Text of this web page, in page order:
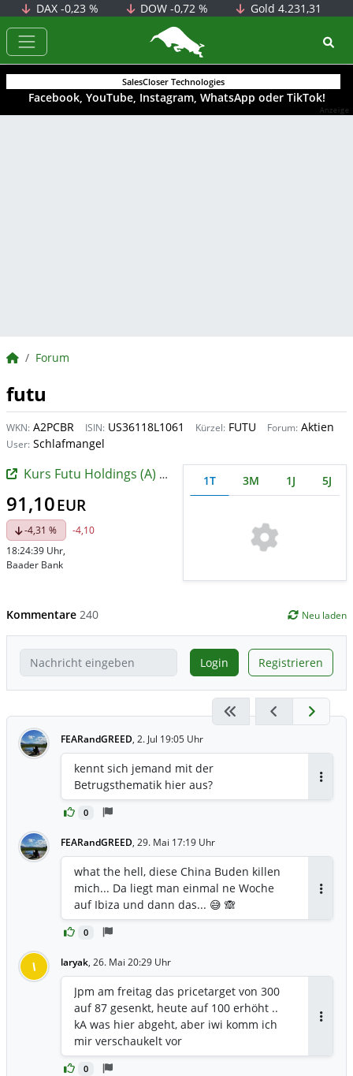
DAX -0,23 % DOW-0,72 % Gold 4.231,31
BörsenNEWS.de
SalesCloser Technologies
Facebook, YouTube, Instagram, WhatsApp oder TikTok!
Anzeige
BörsenNEWS.de
Forum
futu
WKN: A2PCBR ISIN: US36118L1061 Kürzel: FUTU Forum: Aktien
User: Schlafmangel
Kurs Futu Holdings (A) (A)
91,10EUR
-4,31 %
-4,10
18:24:39 Uhr,
Baader Bank
1T 3M 1J 5J
Kommentare 240 Neu laden
Login Registrieren
FEARandGREED, 2. Jul 19:05 Uhr
0
kennt sich jemand mit der
Betrugsthematik hier aus?
FEARandGREED, 29. Mai 17:19 Uhr
0
what the hell, diese China Buden killen
mich... Da liegt man einmal ne Woche
auf Ibiza und dann das... 😅 🙈
l laryak, 26. Mai 20:29 Uhr
0
Jpm am freitag das pricetarget von 300
auf 87 gesenkt, heute auf 100 erhöht ..
kA was hier abgeht, aber iwi komm ich
mir verschaukelt vor